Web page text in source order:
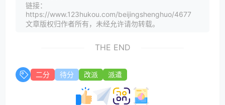
链接：
https://www.123hukou.com/beijingshenghuo/4677
文章版权归作者所有，未经允许请勿转载。
THE END
二分 待分 改派 派遣